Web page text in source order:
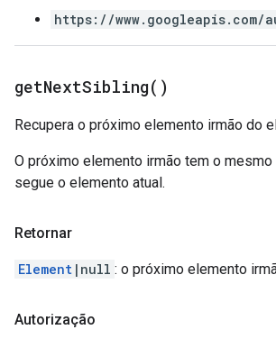
https://www.googleapis.com/
getNextSibling( )
Recupera o próximo elemento irmão do
O próximo elemento irmão tem o
segue o elemento atual.
Retornar
Element |null : o próximo elemento
Autorização